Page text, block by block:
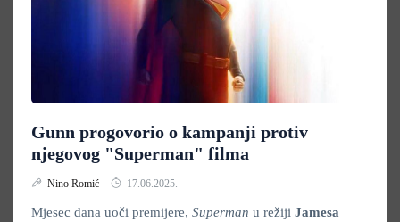
Gunn progovorio o kampanji protiv
njegovog "Superman" filma
Nino Romić 17.06.2025.
Mjesec dana uoči premijere, Superman u režiji Jamesa